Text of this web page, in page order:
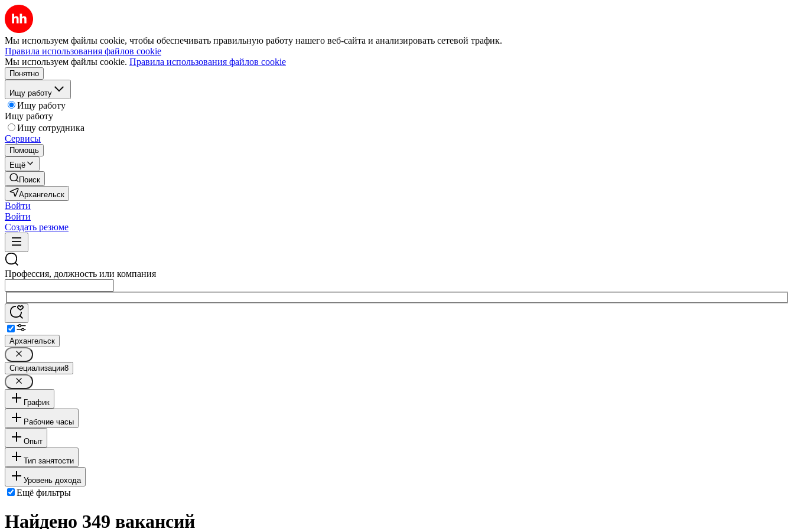
Мы используем файлы cookie, чтобы обеспечивать правильную работу нашего веб-сайта и анализировать сетевой трафик.
Правила использования файлов cookie
Мы используем файлы cookie. Правила использования файлов cookie
Понятно
Ищу работу
Ищу работу
Ищу работу
Ищу сотрудника
Сервисы
Помощь
Ещё
Поиск
Архангельск
Войти
Войти
Создать резюме
Профессия, должность или компания
Архангельск
Специализации8
График
Рабочие часы
Опыт
Тип занятости
Уровень дохода
Ещё фильтры
Найдено 349 вакансий